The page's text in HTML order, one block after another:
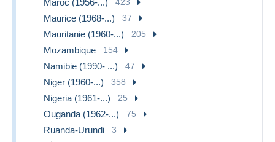
Maroc (1956-...) 423
Maurice (1968-...) 37
Mauritanie (1960-...) 205
Mozambique 154
Namibie (1990- ...) 47
Niger (1960-...) 358
Nigeria (1961-...) 25
Ouganda (1962-...) 75
Ruanda-Urundi 3